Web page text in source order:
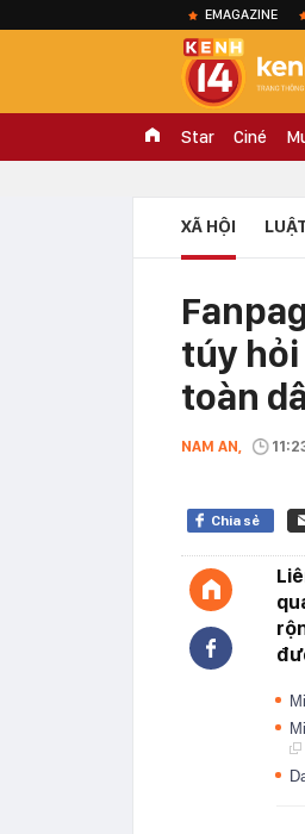
EMAGAZINE
Star Ciné
XÃ HỘI
túy
toàn
NAM AN,
Chia sẻ